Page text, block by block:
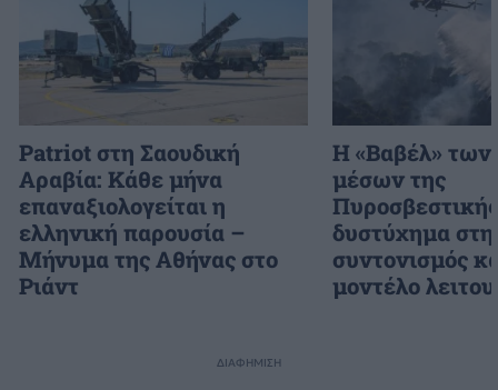
Patriot στη Σαουδική
Αραβία: Κάθε μήνα
επαναξιολογείται η
ελληνική παρουσία –
Μήνυμα της Αθήνας στο
Ριάντ
H «Βαβέλ»
μέσων της
δυστύχημα
συντονισμός
μοντέλο
ΔΙΑΦΗΜΙΣΗ